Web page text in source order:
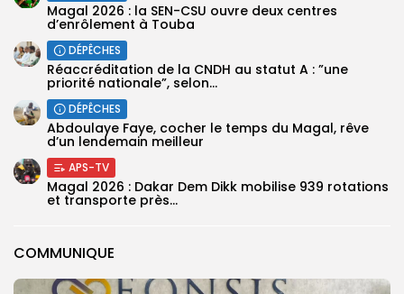
COMMUNIQUE
Magal 2026 : la SEN-CSU ouvre deux centres
d’enrôlement à Touba
DÉPÊCHES
Réaccréditation de la CNDH au statut A : ”une
priorité nationale”, selon...
DÉPÊCHES
Abdoulaye Faye, cocher le temps du Magal, rêve
d’un lendemain meilleur
APS-TV
Magal 2026 : Dakar Dem Dikk mobilise 939 rotations
et transporte près...